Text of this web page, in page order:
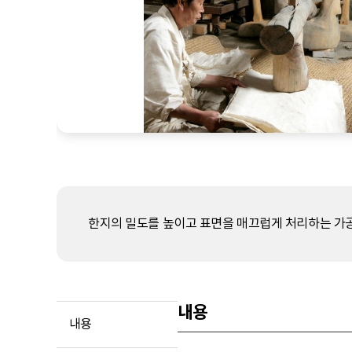
한지의 밀도를 높이고 표면을 매끄럽게 처리하는 가
내용
내용